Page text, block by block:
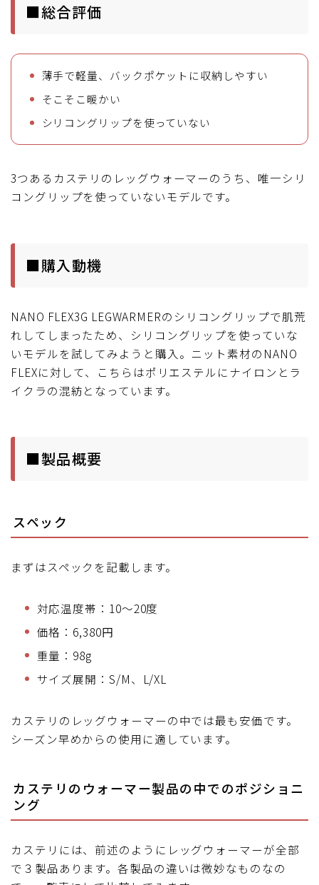
■総合評価
薄手で軽量、バックポケットに収納しやすい
そこそこ暖かい
シリコングリップを使っていない
3つあるカステリのレッグウォーマーのうち、唯一シリ
コングリップを使っていないモデルです。
■購入動機
NANO FLEX3G LEGWARMERのシリコングリップで肌荒
れしてしまったため、シリコングリップを使っていな
いモデルを試してみようと購入。ニット素材のNANO
FLEXに対して、こちらはポリエステルにナイロンとラ
イクラの混紡となっています。
■製品概要
スペック
まずはスペックを記載します。
対応温度帯：10～20度
価格：6,380円
重量：98g
サイズ展開：S/M、L/XL
カステリのレッグウォーマーの中では最も安価です。
シーズン早めからの使用に適しています。
カステリのウォーマー製品の中でのポジショニ
ング
カステリには、前述のようにレッグウォーマーが全部
で３製品あります。各製品の違いは微妙なものなの